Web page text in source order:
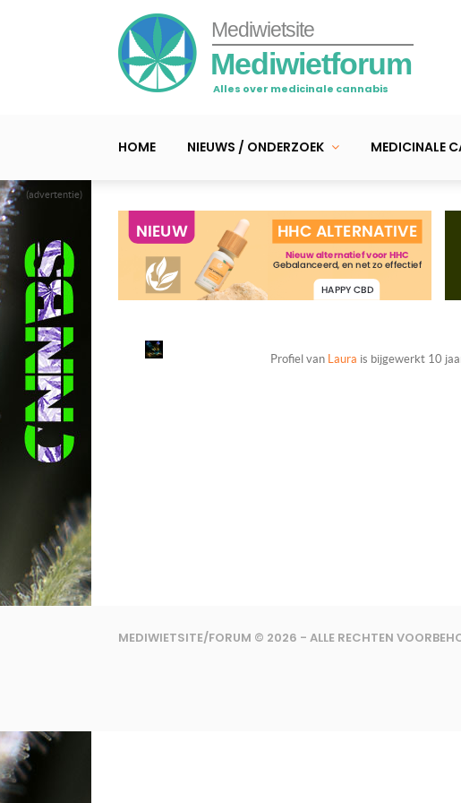
(advertentie)
Mediwietsite
Mediwietforum
Alles over medicinale cannabis
HOME NIEUWS / ONDERZOEK MEDICINALE
Profiel van Laura is bijgewerkt 10
MEDIWIETSITE/FORUM © 2026 - ALLE RECHTEN